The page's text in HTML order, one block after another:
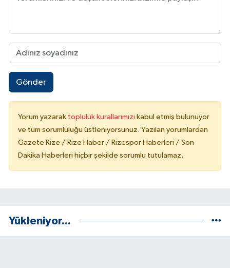
Gönder
Yorum yazarak topluluk kurallarımızı kabul etmiş bulunuyor
ve tüm sorumluluğu üstleniyorsunuz. Yazılan yorumlardan
Gazete Rize / Rize Haber / Rizespor Haberleri / Son
Dakika Haberleri hiçbir şekilde sorumlu tutulamaz.
Yükleniyor...